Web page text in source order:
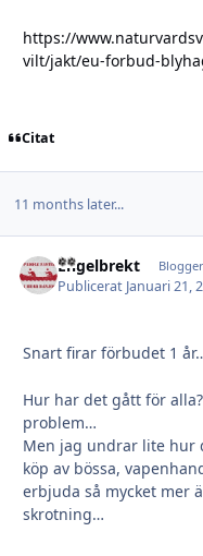
https://
vilt/jakt/eu-forbud-
Citat
11 months later...
Engelbrekt
Publicerat Januari 21,
Snart firar förbudet 1
Hur har det gått för
problem…
Men jag undrar lite hur
köp av bössa,
erbjuda så mycket mer
skrotning…